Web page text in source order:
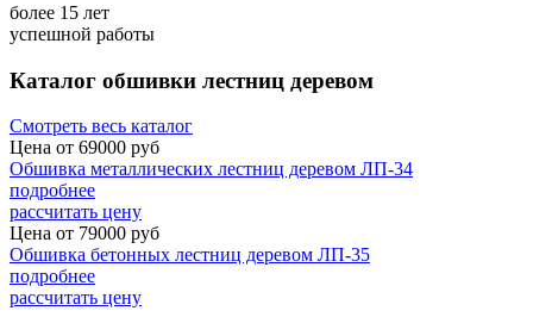
более 15 лет
успешной работы
Каталог обшивки лестниц деревом
Смотреть весь каталог
Цена от 69000 руб
Обшивка металлических лестниц деревом ЛП-34
подробнее
рассчитать цену
Цена от 79000 руб
Обшивка бетонных лестниц деревом ЛП-35
подробнее
рассчитать цену